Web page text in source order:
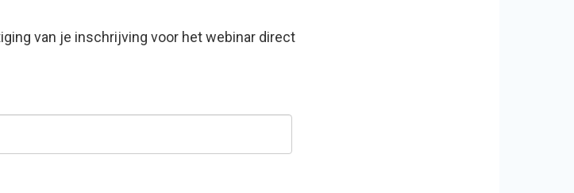
van je inschrijving voor het webinar direct